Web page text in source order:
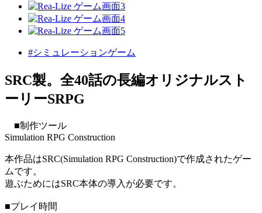
#シミュレーションゲーム
SRC製。全40話の長編オリジナルスト
ーリーSRPG
■制作ツール
Simulation RPG Construction
本作品はSRC(Simulation RPG Construction)で作成されたゲー
ムです。
遊ぶためにはSRC本体の導入が必要です。
■プレイ時間